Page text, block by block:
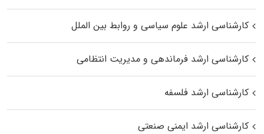
کارشناسی ارشد علوم سیاسی و روابط بین الملل
کارشناسی ارشد فرماندهی و مدیریت انتظامی
کارشناسی ارشد فلسفه
کارشناسی ارشد ایمنی صنعتی